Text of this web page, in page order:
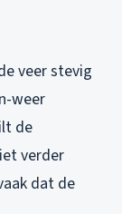
veer stevig
weer
de
verder
dat de